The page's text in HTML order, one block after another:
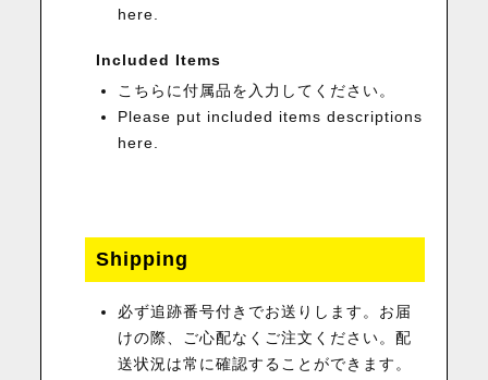
here.
Included Items
こちらに付属品を入力してください。
Please put included items descriptions
here.
Shipping
必ず追跡番号付きでお送りします。お届
けの際、ご心配なくご注文ください。配
送状況は常に確認することができます。